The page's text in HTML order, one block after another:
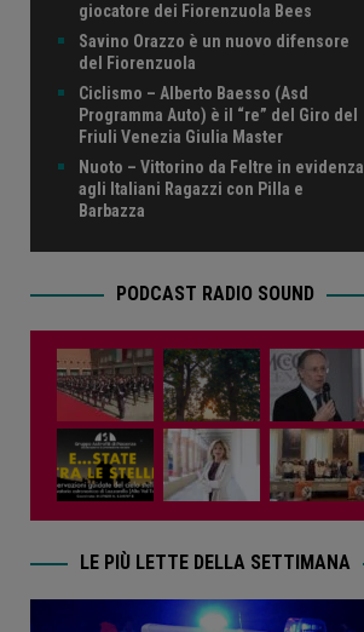
giocatore dei Fiorenzuola Bees
Savino Orazzo è un nuovo difensore
del Fiorenzuola
Ciclismo – Alberto Baesso (Asd
Programma Auto) è il “re” del Giro del
Friuli Venezia Giulia Master
Nuoto – Vittorino da Feltre in evidenza
agli Italiani Ragazzi con Pilla e
Barbazza
PODCAST RADIO SOUND
LE PIÙ LETTE DELLA SETTIMANA